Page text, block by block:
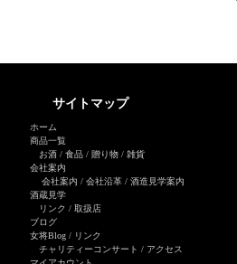
サイトマップ
ホーム
商品一覧
お酒 / 食品 / 贈り物 / 雑貨
会社案内
会社案内 / 会社沿革 / 酒造見学案内
酒蔵見学
リンク / 取扱店
ブログ
女将Blog / リンク
チャリティーコンサート / アクセス